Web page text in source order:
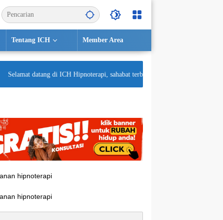
Tentang ICH Member Area
Selamat datang di ICH Hipnoterapi, sahabat terbaik untuk kesehatan mental